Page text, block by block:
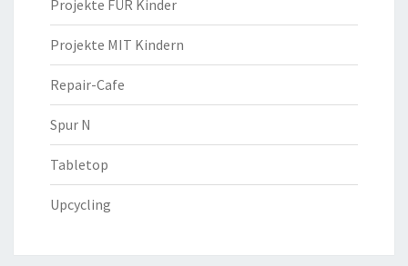
Projekte FÜR Kinder
Projekte MIT Kindern
Repair-Cafe
Spur N
Tabletop
Upcycling